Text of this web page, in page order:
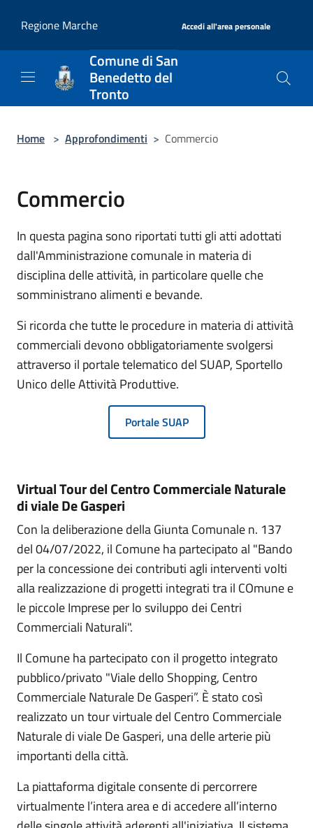
Regione Marche
Accedi all'area personale
Comune di San
Benedetto del
Tronto
Home > Approfondimenti > Commercio
Commercio
In questa pagina sono riportati tutti gli atti adottati
dall'Amministrazione comunale in materia di
disciplina delle attività, in particolare quelle che
somministrano alimenti e bevande.
Si ricorda che tutte le procedure in materia di attività
commerciali devono obbligatoriamente svolgersi
attraverso il portale telematico del SUAP, Sportello
Unico delle Attività Produttive.
Portale SUAP
Virtual Tour del Centro Commerciale Naturale
di viale De Gasperi
Con la deliberazione della Giunta Comunale n. 137
del 04/07/2022, il Comune ha partecipato al "Bando
per la concessione dei contributi agli interventi volti
alla realizzazione di progetti integrati tra il COmune e
le piccole Imprese per lo sviluppo dei Centri
Commerciali Naturali".
Il Comune ha partecipato con il progetto integrato
pubblico/privato "Viale dello Shopping, Centro
Commerciale Naturale De Gasperi”. È stato così
realizzato un tour virtuale del Centro Commerciale
Naturale di viale De Gasperi, una delle arterie più
importanti della città.
La piattaforma digitale consente di percorrere
virtualmente l’intera area e di accedere all’interno